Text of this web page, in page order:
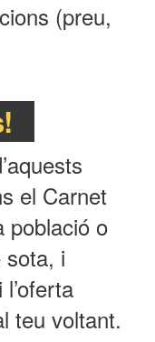
(preu,
el Carnet
població o
sota, i
teu voltant.